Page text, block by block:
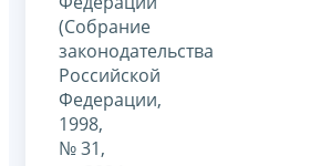
(Собрание
законодательства
Российской
Федерации,
1998,
№ 31,